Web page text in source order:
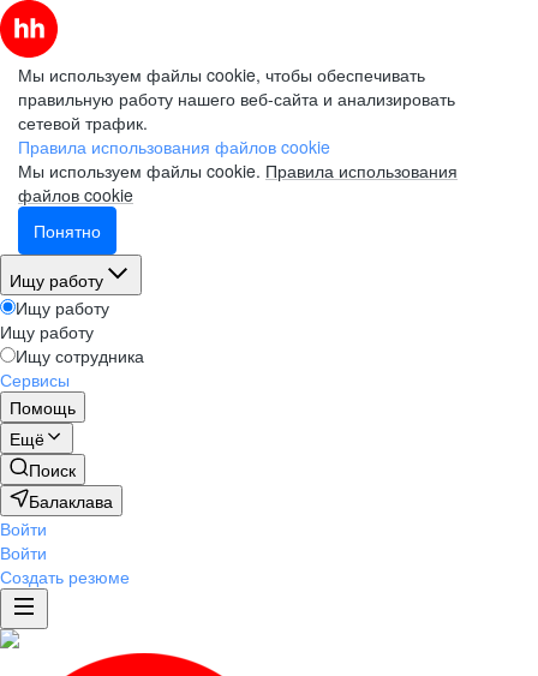
Мы используем файлы cookie, чтобы обеспечивать
правильную работу нашего веб-сайта и анализировать
сетевой трафик.
Правила использования файлов cookie
Мы используем файлы cookie. Правила использования
файлов cookie
Понятно
Ищу работу
Ищу работу
Ищу работу
Ищу сотрудника
Сервисы
Помощь
Ещё
Поиск
Балаклава
Войти
Войти
Создать резюме